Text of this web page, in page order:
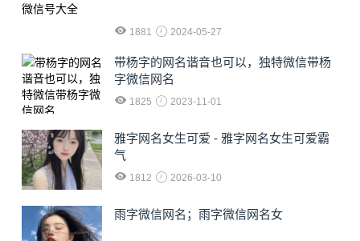
1881 2024-05-27
​带杨字的网名谐音也可以，独特微信带杨
字微信网名
1825 2023-11-01
雅字网名女生可爱 - 雅字网名女生可爱霸
气
1812 2026-03-10
雨字微信网名；雨字微信网名女